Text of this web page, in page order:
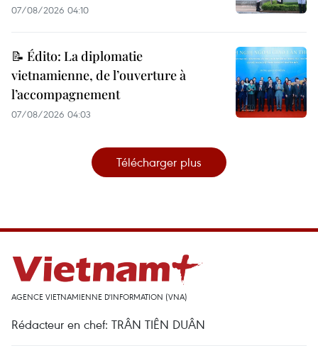
07/08/2026 04:10
📝 Édito: La diplomatie
vietnamienne, de l’ouverture à
l’accompagnement
07/08/2026 04:03
Télécharger plus
AGENCE VIETNAMIENNE D'INFORMATION (VNA)
Rédacteur en chef: TRÂN TIÊN DUÂN